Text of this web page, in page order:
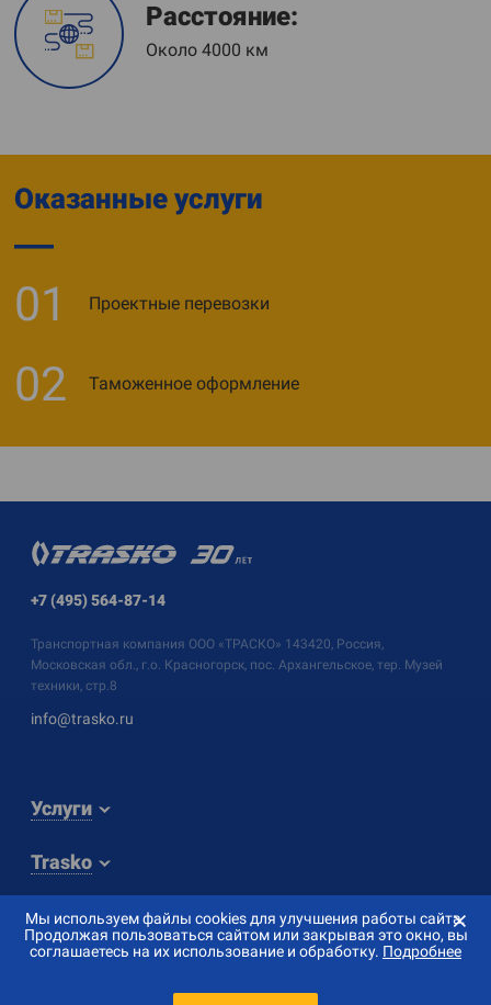
Расстояние:
Около 4000 км
Оказанные услуги
01 Проектные перевозки
02 Таможенное оформление
+7 (495) 564-87-14
Транспортная компания ООО «ТРАСКО» 143420, Россия,
Московская обл., г.о. Красногорск, пос. Архангельское, тер. Музей
техники, стр.8
info@trasko.ru
Услуги
Trasko
Сибирикс»
⨯
Мы используем файлы cookies для улучшения работы сайта.
Продолжая пользоваться сайтом или закрывая это окно, вы
соглашаетесь на их использование и обработку. Подробнее